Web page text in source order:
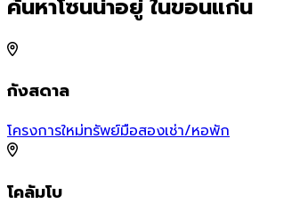
ค้นหาโซนน่าอยู่ ในขอนแก่น
กังสดาล
โครงการใหม่ทรัพย์มือสองเช่า/หอพัก
โคลัมโบ